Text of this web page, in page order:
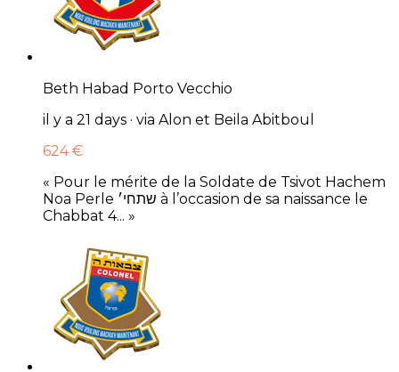
Beth Habad Porto Vecchio
il y a 21 days · via Alon et Beila Abitboul
624 €
« Pour le mérite de la Soldate de Tsivot Hachem
Noa Perle שתחי׳ à l’occasion de sa naissance le
Chabbat 4... »